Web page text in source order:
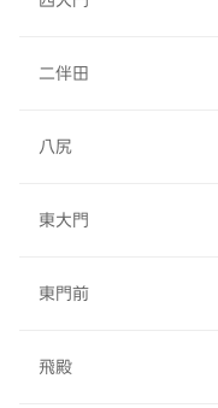
二伴田
八尻
東大門
東門前
飛殿